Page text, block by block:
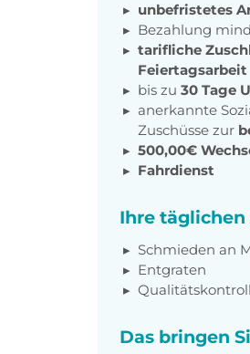
unbefristetes
Bezahlung
tarifliche
Feiertagsarbeit
bis zu 30 Tage
anerkannte
Zuschüsse zur
500,00€
Fahrdienst
Ihre
Schmieden an
Entgraten
Das bringen